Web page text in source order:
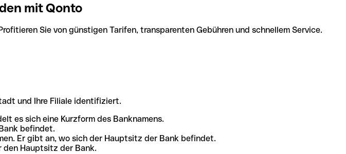
mit Qonto
Sie von günstigen Tarifen, transparenten Gebühren und schnellem Service.
und Ihre Filiale identifiziert.
es sich eine Kurzform des Banknamens.
befindet.
Er gibt an, wo sich der Hauptsitz der Bank befindet.
den Hauptsitz der Bank.